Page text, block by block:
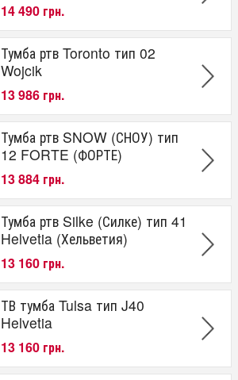
14 490 грн.
Тумба ртв Toronto тип 02
Wojcik
13 986 грн.
Тумба ртв SNOW (СНОУ) тип
12 FORTE (ФОРТЕ)
13 884 грн.
Тумба ртв Silke (Силке) тип 41
Helvetia (Хельветия)
13 160 грн.
ТВ тумба Tulsa тип J40
Helvetia
13 160 грн.